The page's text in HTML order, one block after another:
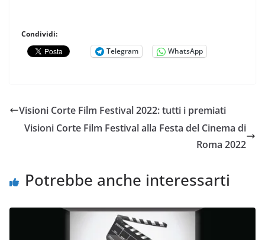
Condividi:
Telegram
WhatsApp
Visioni Corte Film Festival 2022: tutti i premiati
Visioni Corte Film Festival alla Festa del Cinema di
Roma 2022
Potrebbe anche interessarti